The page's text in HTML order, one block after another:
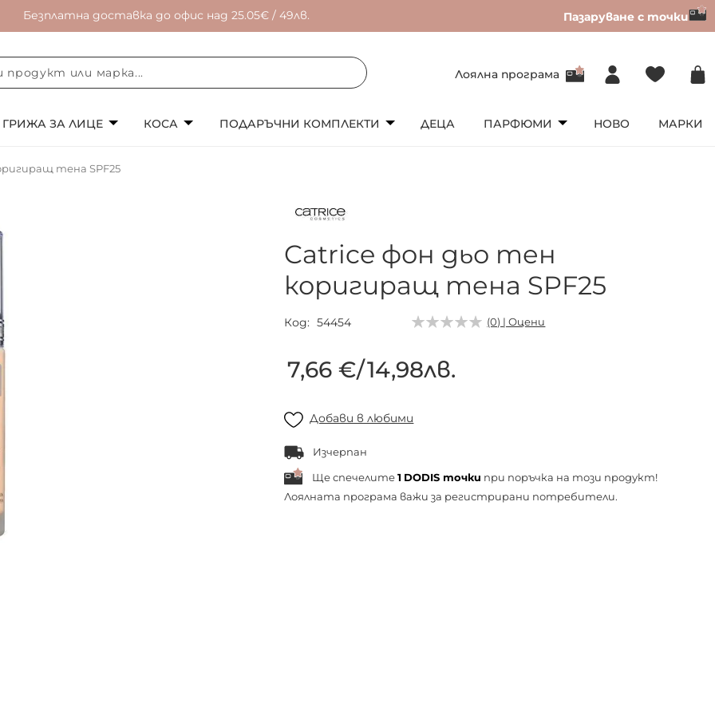
Безплатна доставка до офис над 25.05€ / 49лв. Пазаруване с точки
Лоялна програма
ГРИЖА ЗА ЛИЦЕ КОСА ПОДАРЪЧНИ КОМПЛЕКТИ ДЕЦА ПАРФЮМИ НОВО МАРКИ
тена SPF25
Catrice фон дьо тен
коригиращ тена SPF25
Код 54454 (0) | Оцени
7,66 €/14,98лв.
Добави в любими
Изчерпан
Ще спечелите 1 DODIS точки при поръчка на този продукт!
Лоялната програма важи за регистрирани потребители.